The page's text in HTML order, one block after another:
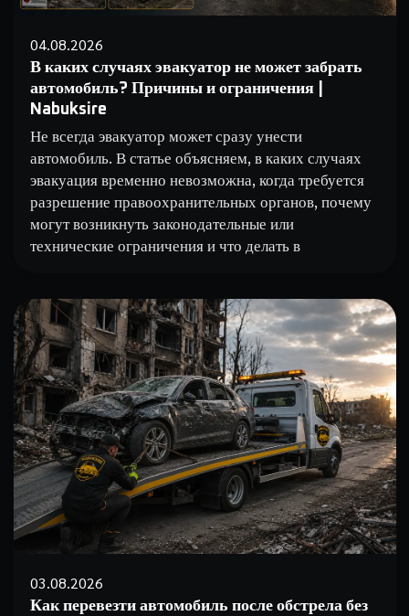
04.08.2026
В каких случаях эвакуатор не может забрать
автомобиль? Причины и ограничения |
Nabuksire
Не всегда эвакуатор может сразу унести
автомобиль. В статье объясняем, в каких случаях
эвакуация временно невозможна, когда требуется
разрешение правоохранительных органов, почему
могут возникнуть законодательные или
технические ограничения и что делать в
03.08.2026
Как перевезти автомобиль после обстрела без